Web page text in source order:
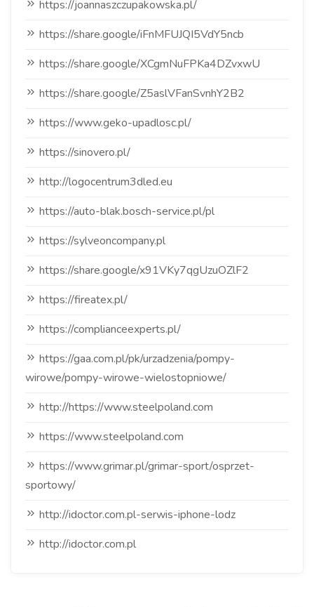
https://joannaszczupakowska.pl/
https://share.google/iFnMFUJQI5VdY5ncb
https://share.google/XCgmNuFPKa4DZvxwU
https://share.google/Z5aslVFanSvnhY2B2
https://www.geko-upadlosc.pl/
https://sinovero.pl/
http://logocentrum3dled.eu
https://auto-blak.bosch-service.pl/pl
https://sylveoncompany.pl
https://share.google/x91VKy7qgUzuOZlF2
https://fireatex.pl/
https://complianceexperts.pl/
https://gaa.com.pl/pk/urzadzenia/pompy-
wirowe/pompy-wirowe-wielostopniowe/
http://https://www.steelpoland.com
https://www.steelpoland.com
https://www.grimar.pl/grimar-sport/osprzet-
sportowy/
http://idoctor.com.pl-serwis-iphone-lodz
http://idoctor.com.pl